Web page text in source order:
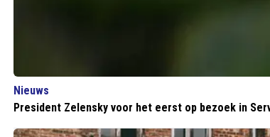
Nieuws
President Zelensky voor het eerst op bezoek in